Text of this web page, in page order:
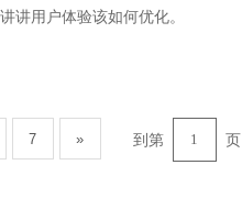
讲用户体验该如何优化。
7 » 到第 页